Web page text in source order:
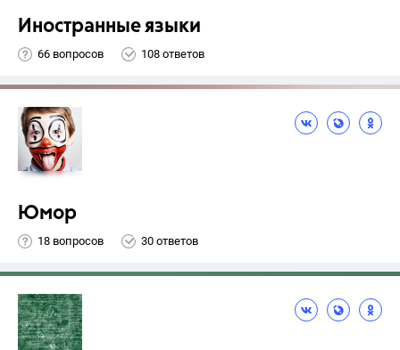
Иностранные языки
66 вопросов 108 ответов
Юмор
18 вопросов 30 ответов